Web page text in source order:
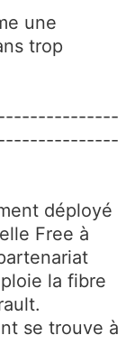
une
trop
déployé
Free à
la fibre
se trouve à